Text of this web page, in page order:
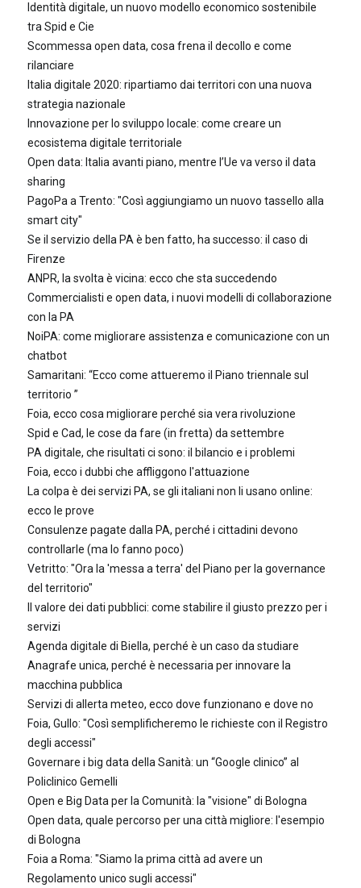
Identità digitale, un nuovo modello economico sostenibile
tra Spid e Cie
Scommessa open data, cosa frena il decollo e come
rilanciare
Italia digitale 2020: ripartiamo dai territori con una nuova
strategia nazionale
Innovazione per lo sviluppo locale: come creare un
ecosistema digitale territoriale
Open data: Italia avanti piano, mentre l’Ue va verso il data
sharing
PagoPa a Trento: "Così aggiungiamo un nuovo tassello alla
smart city"
Se il servizio della PA è ben fatto, ha successo: il caso di
Firenze
ANPR, la svolta è vicina: ecco che sta succedendo
Commercialisti e open data, i nuovi modelli di collaborazione
con la PA
NoiPA: come migliorare assistenza e comunicazione con un
chatbot
Samaritani: “Ecco come attueremo il Piano triennale sul
territorio ”
Foia, ecco cosa migliorare perché sia vera rivoluzione
Spid e Cad, le cose da fare (in fretta) da settembre
PA digitale, che risultati ci sono: il bilancio e i problemi
Foia, ecco i dubbi che affliggono l'attuazione
La colpa è dei servizi PA, se gli italiani non li usano online:
ecco le prove
Consulenze pagate dalla PA, perché i cittadini devono
controllarle (ma lo fanno poco)
Vetritto: "Ora la 'messa a terra' del Piano per la governance
del territorio"
Il valore dei dati pubblici: come stabilire il giusto prezzo per i
servizi
Agenda digitale di Biella, perché è un caso da studiare
Anagrafe unica, perché è necessaria per innovare la
macchina pubblica
Servizi di allerta meteo, ecco dove funzionano e dove no
Foia, Gullo: "Così semplificheremo le richieste con il Registro
degli accessi"
Governare i big data della Sanità: un “Google clinico” al
Policlinico Gemelli
Open e Big Data per la Comunità: la "visione" di Bologna
Open data, quale percorso per una città migliore: l'esempio
di Bologna
Foia a Roma: "Siamo la prima città ad avere un
Regolamento unico sugli accessi"